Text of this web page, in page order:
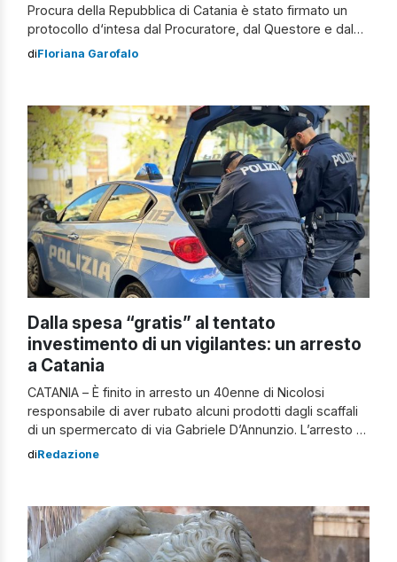
Procura della Repubblica di Catania è stato firmato un
protocollo d‘intesa dal Procuratore, dal Questore e dal
Comandante Provinciale dell‘Arma dei Carabinieri per
rappresenta una vera e propria […]
diFloriana Garofalo
Dalla spesa “gratis” al tentato
investimento di un vigilantes: un arresto
a Catania
CATANIA – È finito in arresto un 40enne di Nicolosi
responsabile di aver rubato alcuni prodotti dagli scaffali
di un spermercato di via Gabriele D’Annunzio. L’arresto di
un 40enne che ha tentato il furto in un supermercato di
a […]
diRedazione